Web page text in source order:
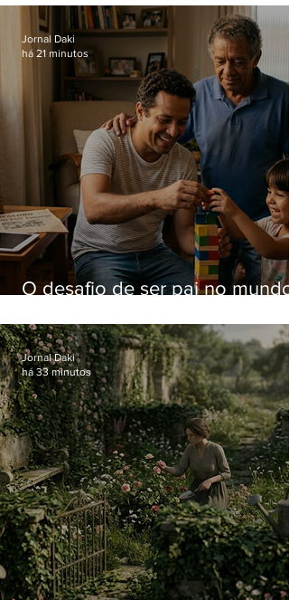
O desafio de ser pai no mundo
Jornal Daki
há 21 minutos
Jornal Daki
há 33 minutos